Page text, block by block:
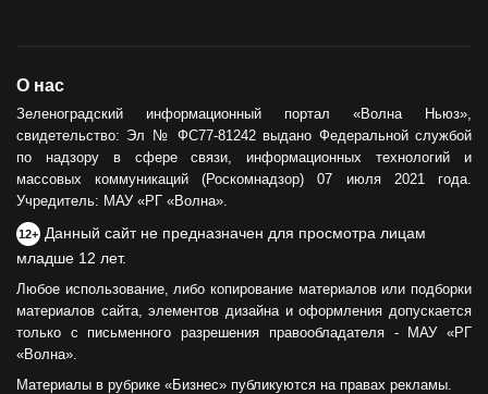
О нас
Зеленоградский информационный портал «Волна Ньюз»,
свидетельство: Эл № ФС77-81242 выдано Федеральной службой
по надзору в сфере связи, информационных технологий и
массовых коммуникаций (Роскомнадзор) 07 июля 2021 года.
Учредитель: МАУ «РГ «Волна».
12+ Данный сайт не предназначен для просмотра лицам
младше 12 лет.
Любое использование, либо копирование материалов или подборки
материалов сайта, элементов дизайна и оформления допускается
только с письменного разрешения правообладателя - МАУ «РГ
«Волна».
Материалы в рубрике «Бизнес» публикуются на правах рекламы.